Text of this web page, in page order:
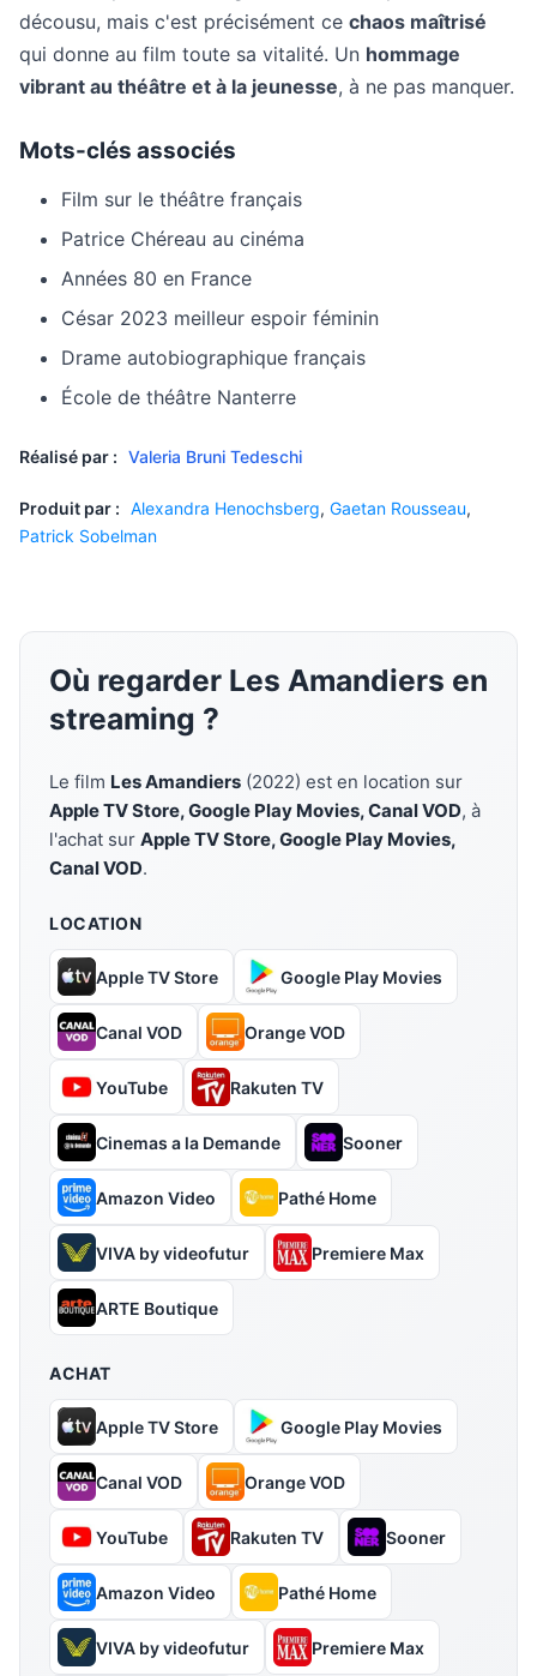
décousu, mais c'est précisément ce chaos maîtrisé
qui donne au film toute sa vitalité. Un hommage
vibrant au théâtre et à la jeunesse, à ne pas manquer.
Mots-clés associés
Film sur le théâtre français
Patrice Chéreau au cinéma
Années 80 en France
César 2023 meilleur espoir féminin
Drame autobiographique français
École de théâtre Nanterre
Réalisé par : Valeria Bruni Tedeschi
Produit par : Alexandra Henochsberg, Gaetan Rousseau,
Patrick Sobelman
Où regarder Les Amandiers en
streaming ?
Le film Les Amandiers (2022) est en location sur
Apple TV Store, Google Play Movies, Canal VOD, à
l'achat sur Apple TV Store, Google Play Movies,
Canal VOD.
LOCATION
Apple TV Store Google Play Movies
Canal VOD Orange VOD
YouTube Rakuten TV
Cinemas a la Demande Sooner
Amazon Video Pathé Home
VIVA by videofutur Premiere Max
ARTE Boutique
ACHAT
Apple TV Store Google Play Movies
Canal VOD Orange VOD
YouTube Rakuten TV Sooner
Amazon Video Pathé Home
VIVA by videofutur Premiere Max